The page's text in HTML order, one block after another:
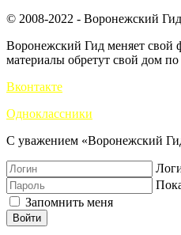
© 2008-2022 - Воронежский
Воронежский Гид меняет свой
материалы обретут свой дом по
Вконтакте
Одноклассники
С уважением «Воронежский
Запомнить меня
Войти